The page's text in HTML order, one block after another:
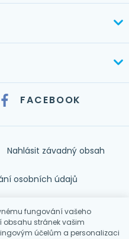
FACEBOOK
Nahlásit závadný obsah
osobních údajů
osobních údajů
podmínky
fungování vašeho
obsahu stránek vašim
účelům a personalizaci